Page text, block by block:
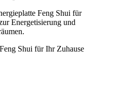
Feng Shui für
Energetisierung und